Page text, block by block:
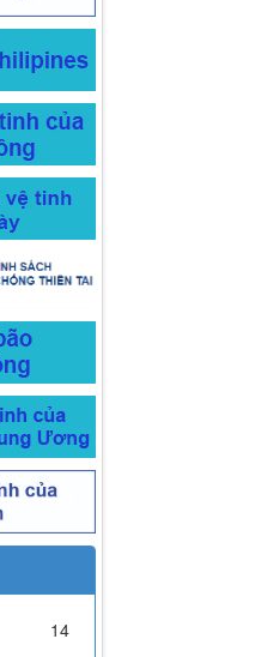
14
109,753